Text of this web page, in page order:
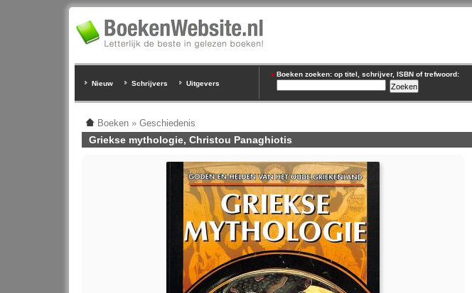
Nieuw Schrijvers Uitgevers
Boeken zoeken: op titel, schrijver, ISBN of trefwoord:
Boeken » Geschiedenis
Griekse mythologie, Christou Panaghiotis